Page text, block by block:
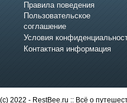
Правила поведения
Пользовательское
соглашение
Условия
Контактная информация
(c) 2022 - RestBee.ru :: Всё о